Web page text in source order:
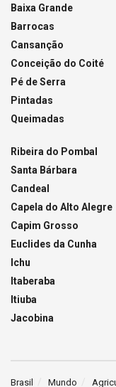
Baixa Grande
Barrocas
Cansanção
Conceição do Coité
Pé de Serra
Pintadas
Queimadas
Ribeira do Pombal
Santa Bárbara
Candeal
Capela do Alto Alegre
Capim Grosso
Euclides da Cunha
Ichu
Itaberaba
Itiuba
Jacobina
Brasil Mundo